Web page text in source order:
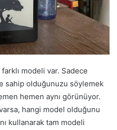
farklı modeli var. Sadece
sahip olduğunuzu söylemek
hemen aynı görünüyor.
hangi model olduğunu
kullanarak tam modeli